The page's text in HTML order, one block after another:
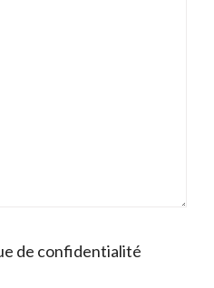
de confidentialité